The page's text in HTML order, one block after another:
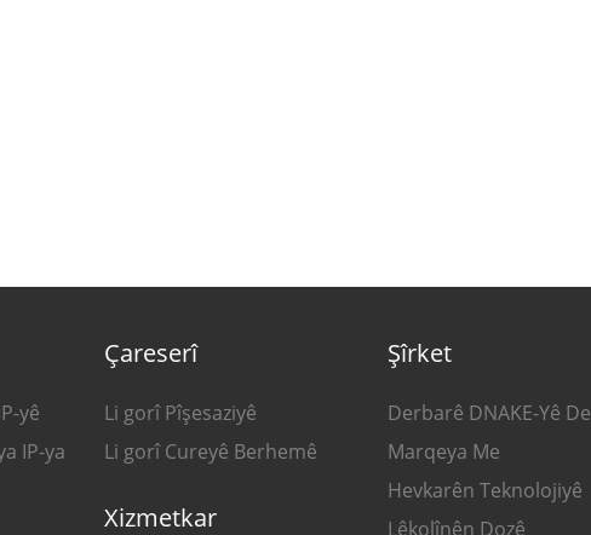
yê
IP-ya
Çareserî
Li gorî Pîşesaziyê
Li gorî Cureyê Berhemê
Xizmetkar
Şîrket
Derbarê DNAKE-Yê De
Marqeya Me
Hevkarên Teknolojiyê
Lêkolînên Dozê